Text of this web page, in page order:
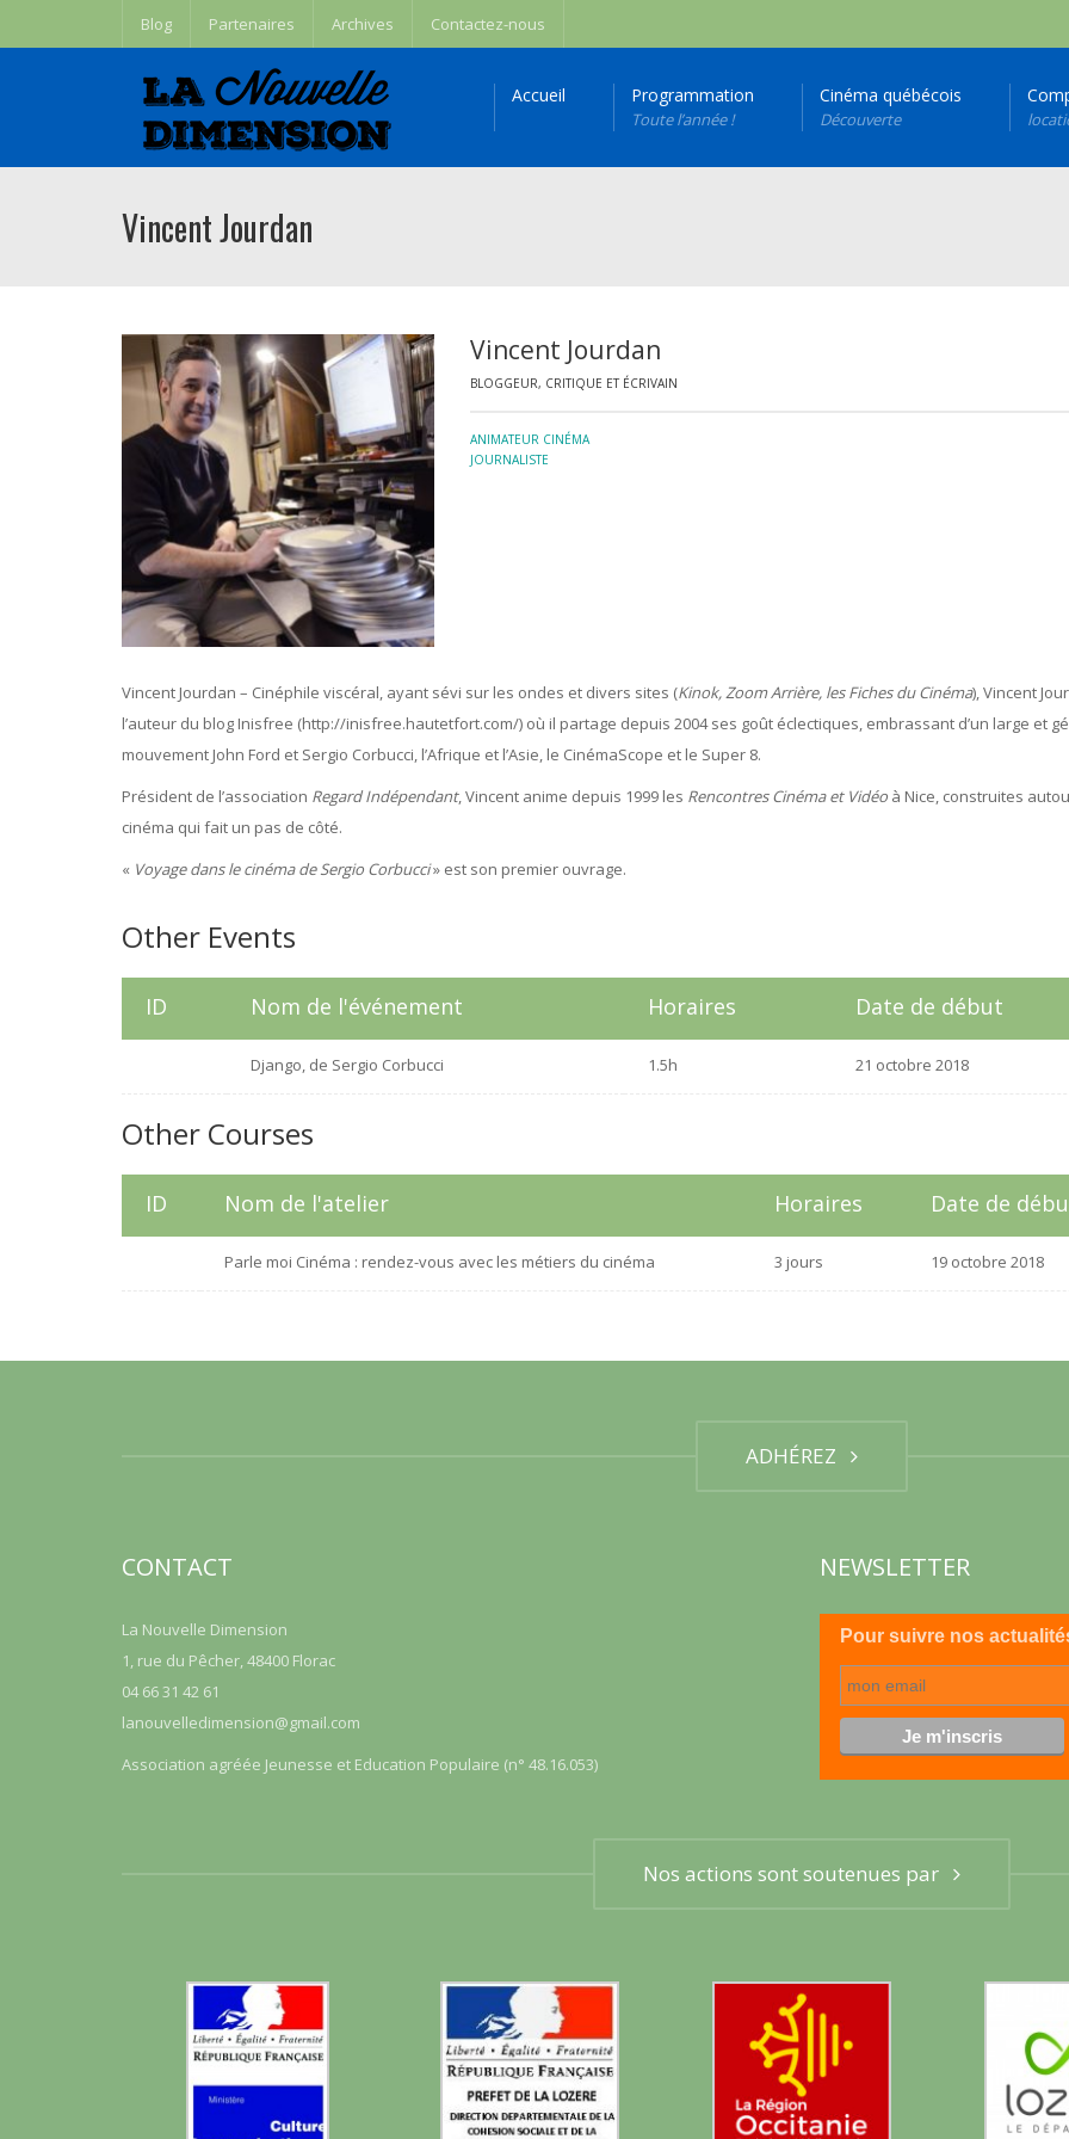
Blog Partenaires Archives Contactez-nous
Accueil Programmation
Toute l’année !
Cinéma québécois
Découverte
Vincent Jourdan
Vincent Jourdan
BLOGGEUR, CRITIQUE ET ÉCRIVAIN
ANIMATEUR CINÉMA
JOURNALISTE
Vincent Jourdan – Cinéphile viscéral, ayant sévi sur les ondes et divers sites (Kinok, Zoom Arrière, les Fiches du Cinéma), Vincent
l’auteur du blog Inisfree (http://inisfree.hautetfort.com/) où il partage depuis 2004 ses goût éclectiques, embrassant d’un large et
mouvement John Ford et Sergio Corbucci, l’Afrique et l’Asie, le CinémaScope et le Super 8.
Président de l’association Regard Indépendant, Vincent anime depuis 1999 les Rencontres Cinéma et Vidéo à Nice, construites
cinéma qui fait un pas de côté.
« Voyage dans le cinéma de Sergio Corbucci» est son premier ouvrage.
Other Events
ID Nom de l'événement Horaires Date de début
Django, de Sergio Corbucci 1.5h 21 octobre 2018
Other Courses
ID Nom de l'atelier Horaires Date de
Parle moi Cinéma : rendez-vous avec les métiers du cinéma 3 jours 19 octobre 2018
ADHÉREZ
CONTACT
La Nouvelle Dimension
1, rue du Pêcher, 48400 Florac
04 66 31 42 61
lanouvelledimension@gmail.com
Association agréée Jeunesse et Education Populaire (n° 48.16.053)
NEWSLETTER
Pour suivre nos
Nos actions sont soutenues par